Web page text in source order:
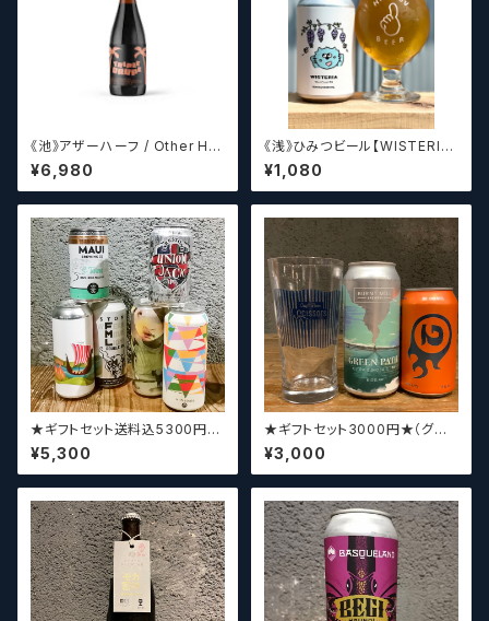
《池》アザーハーフ / Other Hal
f Brewing Triple Drupe【ク
ラフトビールシザーズ】
¥6,980
《浅》ひみつビール【WISTERIA】
／ ウィステリア
¥1,080
★ギフトセット送料込5300円★
（お好みに合わせて4～5本チョ
イスさせていただきます）【クラフ
トビール】
¥5,300
★ギフトセット3000円★（グラ
スセット）【クラフトビール】
¥3,000